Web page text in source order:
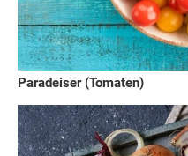
Paradeiser (Tomaten)